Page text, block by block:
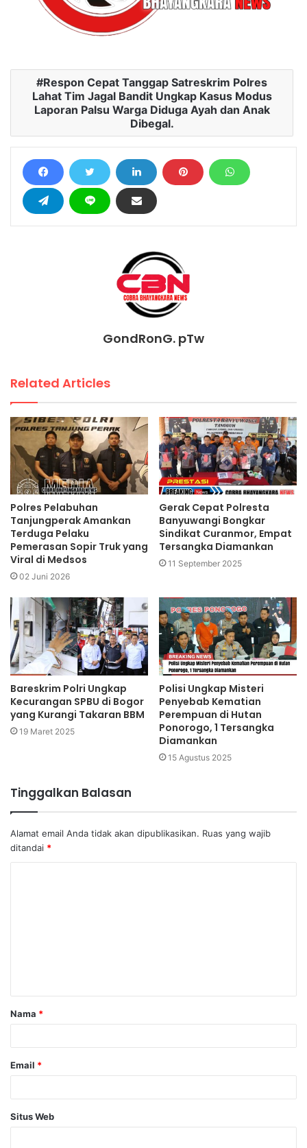
Respon Cepat Tanggap Satreskrim Polres
Lahat Tim Jagal Bandit Ungkap Kasus Modus
Laporan Palsu Warga Diduga Ayah dan Anak
Dibegal.
GondRonG. pTw
Related Articles
Polres Pelabuhan
Tanjungperak Amankan
Terduga Pelaku
Pemerasan Sopir Truk yang
Viral di Medsos
02 Juni 2026
Gerak Cepat Polresta
Banyuwangi Bongkar
Sindikat Curanmor, Empat
Tersangka Diamankan
11 September 2025
Bareskrim Polri Ungkap
Kecurangan SPBU di Bogor
yang Kurangi Takaran BBM
19 Maret 2025
Polisi Ungkap Misteri
Penyebab Kematian
Perempuan di Hutan
Ponorogo, 1 Tersangka
Diamankan
15 Agustus 2025
Tinggalkan Balasan
Alamat email Anda tidak akan dipublikasikan. Ruas yang wajib
ditandai *
a
r
Nama *
Email *
Situs Web